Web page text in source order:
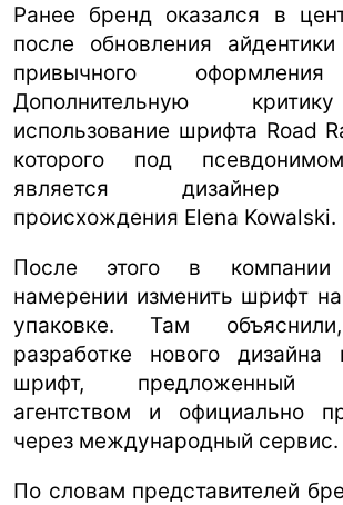
Ранее бренд оказался в
после обновления
привычного
Дополнительную
использование шрифта Road
которого под
является дизайнер
происхождения Elena Kowalski.
После этого в
намерении изменить шрифт
упаковке. Там
разработке нового дизайна
шрифт, предложенный
агентством и официально
через международный сервис.
По словам представителей